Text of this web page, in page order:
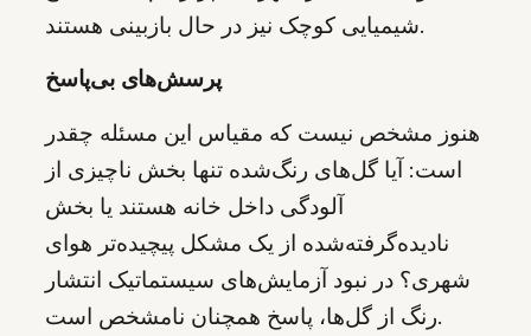
شیمیایی کوچک نیز در حال بازبینی هستند.
پرسش‌های بی‌پاسخ
هنوز مشخص نیست که مقیاس این مسئله چقدر
است: آیا گل‌های رنگ‌شده تنها بخش ناچیزی از
آلودگی داخل خانه هستند یا بخش
نادیده‌گرفته‌شده از یک مشکل پیچیده‌تر هوای
شهری؟ در نبود آزمایش‌های سیستماتیک انتشار
رنگ از گل‌ها، پاسخ همچنان نامشخص است.